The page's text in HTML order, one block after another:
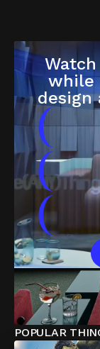
while
design
(
(
(
POPULAR